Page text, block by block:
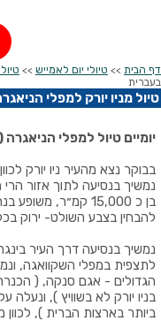
דף הבית >> טיולי יום לאמייש >>
בעברית
טיול מניו יורק למפלי
יומיים טיול למפלי
בבוקר נצא מהעיר ניו יורק
נמשיך בנסיעה לתוך אזור
בן כ 15,000 קמ״ר,
להבחין בצבע השולט- ירוק
נמשיך בנסיעה דרך העיר
לתצפית במפלי השקוואגה,
הגדולים - אגם סנקה, (
ביותר בארצות הברית ), לכוון